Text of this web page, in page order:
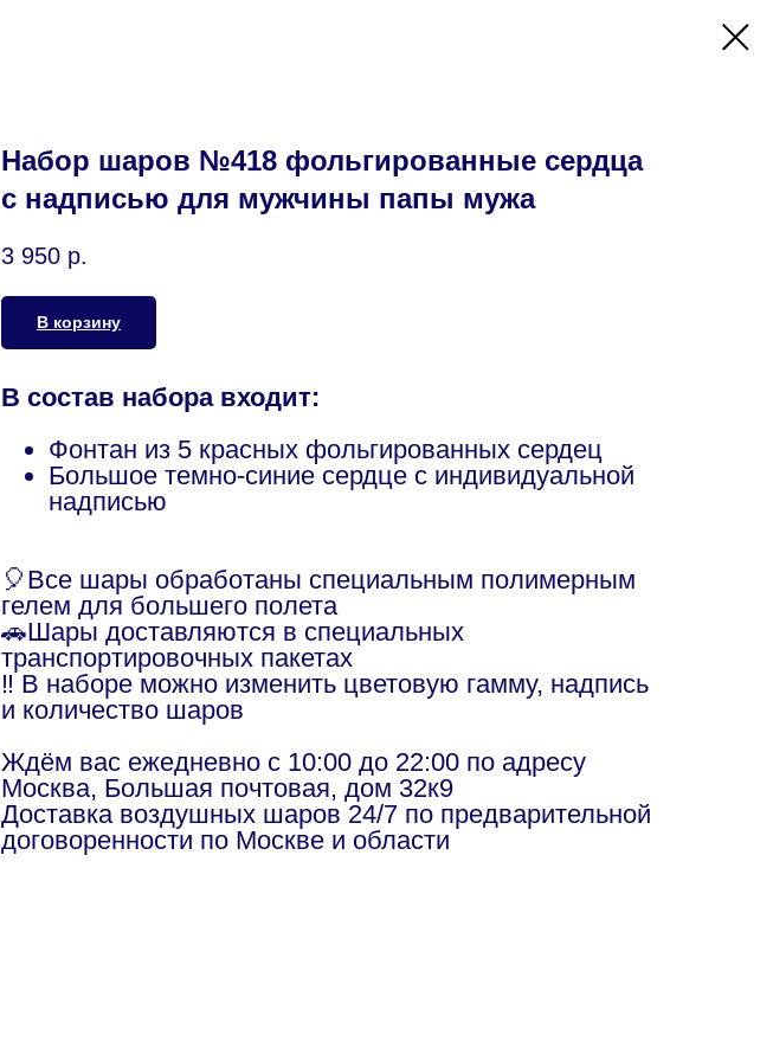
Набор шаров №418 фольгированные сердца
с надписью для мужчины папы мужа
3 950 р.
В корзину
В состав набора входит:
Фонтан из 5 красных фольгированных сердец
Большое темно-синие сердце с индивидуальной
надписью
🎈Все шары обработаны специальным полимерным
гелем для большего полета
🚗Шары доставляются в специальных
транспортировочных пакетах
‼️ В наборе можно изменить цветовую гамму, надпись
и количество шаров
Ждём вас ежедневно с 10:00 до 22:00 по адресу
Москва, Большая почтовая, дом 32к9
Доставка воздушных шаров 24/7 по предварительной
договоренности по Москве и области